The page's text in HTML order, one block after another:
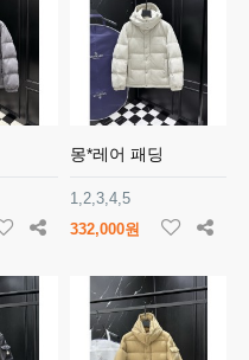
몽*레어 패딩
1,2,3,4,5
332,000원